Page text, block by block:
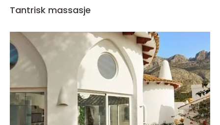
Tantrisk massasje